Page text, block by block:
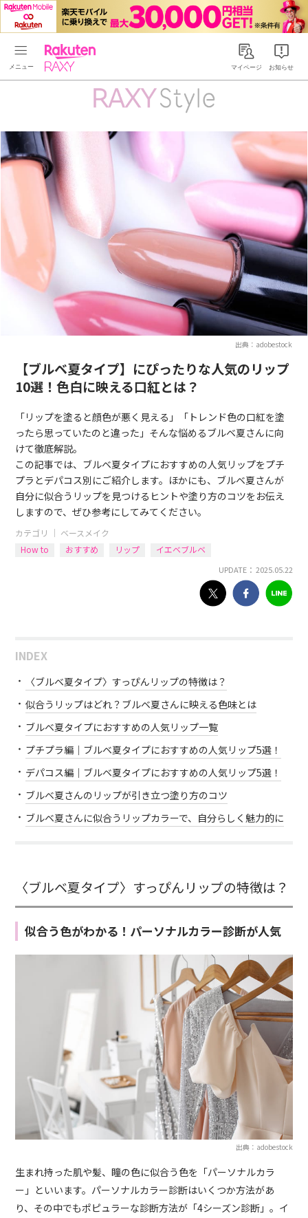
Rakuten RAXYマイページ お知らせ
出典：adobestock
【ブルベ夏タイプ】にぴったりな人気のリップ
10選！色白に映える口紅とは？
「リップを塗ると顔色が悪く見える」「トレンド色の口紅を塗
ったら思っていたのと違った」そんな悩めるブルベ夏さんに向
けて徹底解説。
この記事では、ブルベ夏タイプにおすすめの人気リップをプチ
プラとデパコス別にご紹介します。ほかにも、ブルベ夏さんが
自分に似合うリップを見つけるヒントや塗り方のコツをお伝え
しますので、ぜひ参考にしてみてください。
カテゴリ ｜ ベースメイク
How to
おすすめ リップ イエベブルベ
UPDATE： 2025.05.22
INDEX
〈ブルベ夏タイプ〉すっぴんリップの特徴は？
似合うリップはどれ？ブルベ夏さんに映える色味とは
ブルベ夏タイプにおすすめの人気リップ一覧
プチプラ編｜ブルベ夏タイプにおすすめの人気リップ5選！
デパコス編｜ブルベ夏タイプにおすすめの人気リップ5選！
ブルベ夏さんのリップが引き立つ塗り方のコツ
ブルベ夏さんに似合うリップカラーで、自分らしく魅力的に
〈ブルベ夏タイプ〉すっぴんリップの特徴は？
似合う色がわかる！パーソナルカラー診断が人気
出典：adobestock
生まれ持った肌や髪、瞳の色に似合う色を「パーソナルカラ
ー」といいます。パーソナルカラー診断はいくつか方法があ
り、その中でもポピュラーな診断方法が「4シーズン診断」。イ